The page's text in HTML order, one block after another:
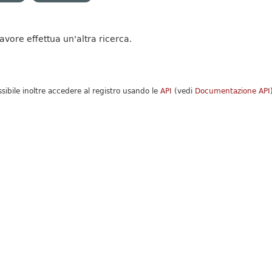
effettua un'altra ricerca.
inoltre accedere al registro usando le API (vedi Documentazione API